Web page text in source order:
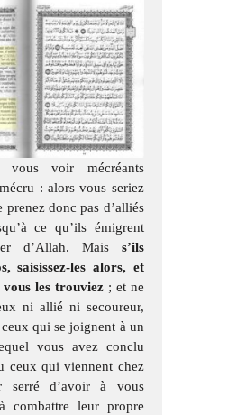
vous voir mécréants
: alors vous seriez
prenez donc pas d’alliés
ce qu’ils émigrent
d’Allah. Mais s’ils
saisissez-les alors, et
vous les trouviez; et ne
ni allié ni secoureur,
qui se joignent à un
vous avez conclu
ceux qui viennent chez
serré d’avoir à vous
combattre leur propre